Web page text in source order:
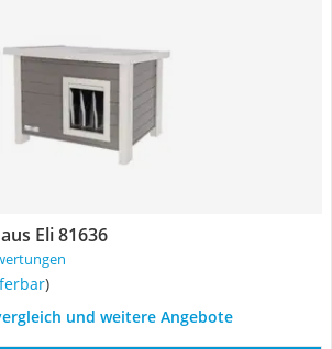
Eli 81636
)
und weitere Angebote